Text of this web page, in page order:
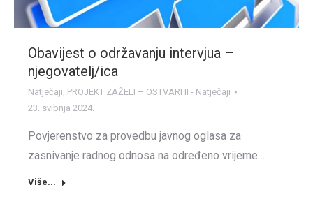
Obavijest o održavanju intervjua –
njegovatelj/ica
Natječaji, PROJEKT ZAŽELI – OSTVARI II - Natječaji
23. svibnja 2024.
Povjerenstvo za provedbu javnog oglasa za
zasnivanje radnog odnosa na određeno vrijeme…
Više...